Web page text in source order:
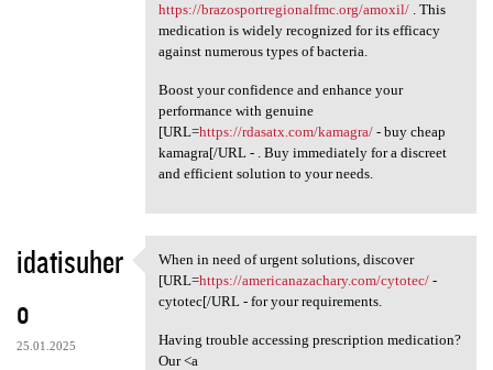
https://brazosportregionalfmc.org/amoxil/. This
medication is widely recognized for its efficacy
against numerous types of bacteria.
Boost your confidence and enhance your
performance with genuine
[URL=https://rdasatx.com/kamagra/- buy cheap
kamagra[/URL - . Buy immediately for a discreet
and efficient solution to your needs.
idatisuher
o
25.01.2025
When in need of urgent
When in need of urgent solutions, discover
[URL=https://americanazachary.com/cytotec/-
cytotec[/URL - for your requirements.
Having trouble accessing prescription medication?
Our <a